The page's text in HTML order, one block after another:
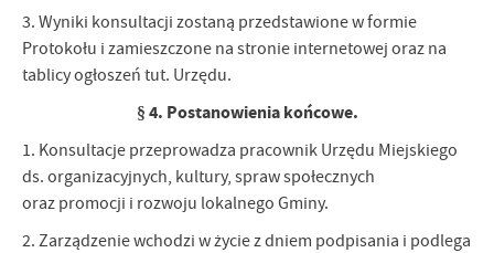
3. Wyniki konsultacji zostaną przedstawione w formie
Protokołu i zamieszczone na stronie internetowej oraz na
tablicy ogłoszeń tut. Urzędu.
§ 4. Postanowienia końcowe.
1. Konsultacje przeprowadza pracownik Urzędu Miejskiego
ds. organizacyjnych, kultury, spraw społecznych
oraz promocji i rozwoju lokalnego Gminy.
2. Zarządzenie wchodzi w życie z dniem podpisania i podlega